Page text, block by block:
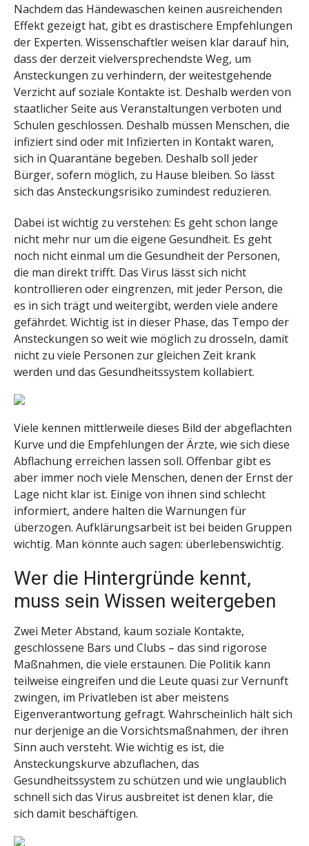
Nachdem das Händewaschen keinen ausreichenden
Effekt gezeigt hat, gibt es drastischere Empfehlungen
der Experten. Wissenschaftler weisen klar darauf hin,
dass der derzeit vielversprechendste Weg, um
Ansteckungen zu verhindern, der weitestgehende
Verzicht auf soziale Kontakte ist. Deshalb werden von
staatlicher Seite aus Veranstaltungen verboten und
Schulen geschlossen. Deshalb müssen Menschen, die
infiziert sind oder mit Infizierten in Kontakt waren,
sich in Quarantäne begeben. Deshalb soll jeder
Bürger, sofern möglich, zu Hause bleiben. So lässt
sich das Ansteckungsrisiko zumindest reduzieren.
Dabei ist wichtig zu verstehen: Es geht schon lange
nicht mehr nur um die eigene Gesundheit. Es geht
noch nicht einmal um die Gesundheit der Personen,
die man direkt trifft. Das Virus lässt sich nicht
kontrollieren oder eingrenzen, mit jeder Person, die
es in sich trägt und weitergibt, werden viele andere
gefährdet. Wichtig ist in dieser Phase, das Tempo der
Ansteckungen so weit wie möglich zu drosseln, damit
nicht zu viele Personen zur gleichen Zeit krank
werden und das Gesundheitssystem kollabiert.
Viele kennen mittlerweile dieses Bild der abgeflachten
Kurve und die Empfehlungen der Ärzte, wie sich diese
Abflachung erreichen lassen soll. Offenbar gibt es
aber immer noch viele Menschen, denen der Ernst der
Lage nicht klar ist. Einige von ihnen sind schlecht
informiert, andere halten die Warnungen für
überzogen. Aufklärungsarbeit ist bei beiden Gruppen
wichtig. Man könnte auch sagen: überlebenswichtig.
Wer die Hintergründe kennt,
muss sein Wissen weitergeben
Zwei Meter Abstand, kaum soziale Kontakte,
geschlossene Bars und Clubs – das sind rigorose
Maßnahmen, die viele erstaunen. Die Politik kann
teilweise eingreifen und die Leute quasi zur Vernunft
zwingen, im Privatleben ist aber meistens
Eigenverantwortung gefragt. Wahrscheinlich hält sich
nur derjenige an die Vorsichtsmaßnahmen, der ihren
Sinn auch versteht. Wie wichtig es ist, die
Ansteckungskurve abzuflachen, das
Gesundheitssystem zu schützen und wie unglaublich
schnell sich das Virus ausbreitet ist denen klar, die
sich damit beschäftigen.